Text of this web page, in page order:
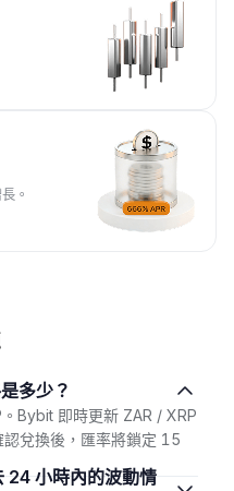
。
多少？
Bybit 即時更新 ZAR / XRP
兌換後，匯率將鎖定 15